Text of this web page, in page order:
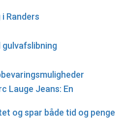
Randers
Lauge Jeans: En
og spar både tid og penge